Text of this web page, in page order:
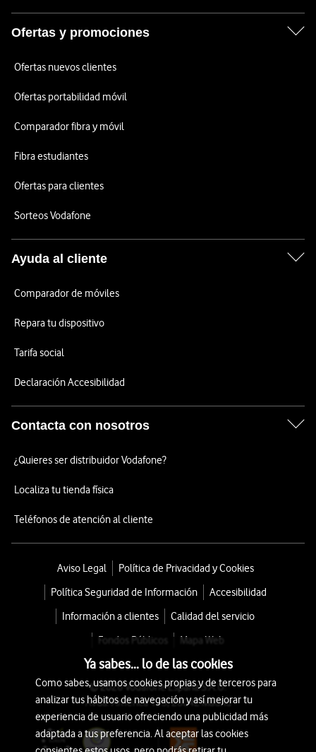
Ofertas y promociones
Ofertas nuevos clientes
Ofertas portabilidad móvil
Comparador fibra y móvil
Fibra estudiantes
Ofertas para clientes
Sorteos Vodafone
Ayuda al cliente
Comparador de móviles
Repara tu dispositivo
Tarifa social
Declaración Accesibilidad
Contacta con nosotros
¿Quieres ser distribuidor Vodafone?
Localiza tu tienda física
Teléfonos de atención al cliente
Aviso Legal
Política de Privacidad y Cookies
Política Seguridad de Información
Accesibilidad
Información a clientes
Calidad del servicio
Fondos Públicos
Mapa Web
© 2026 Vodafone España S.A.U.
Avda. América 115, 28042 Madrid
Ya sabes... lo de las cookies
Como sabes, usamos cookies propias y de terceros para
analizar tus hábitos de navegación y así mejorar tu
experiencia de usuario ofreciendo una publicidad más
adaptada a tus preferencia. Al aceptar las cookies